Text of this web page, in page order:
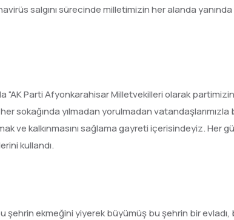
salgını sürecinde milletimizin her alanda
“AK Parti Afyonkarahisar Milletvekilleri olarak
sokağında yılmadan yorulmadan vatandaşlarımızla
ve kalkınmasını sağlama gayreti içerisindeyiz. Her
kullandı.
şehrin ekmeğini yiyerek büyümüş bu şehrin bir evladı,